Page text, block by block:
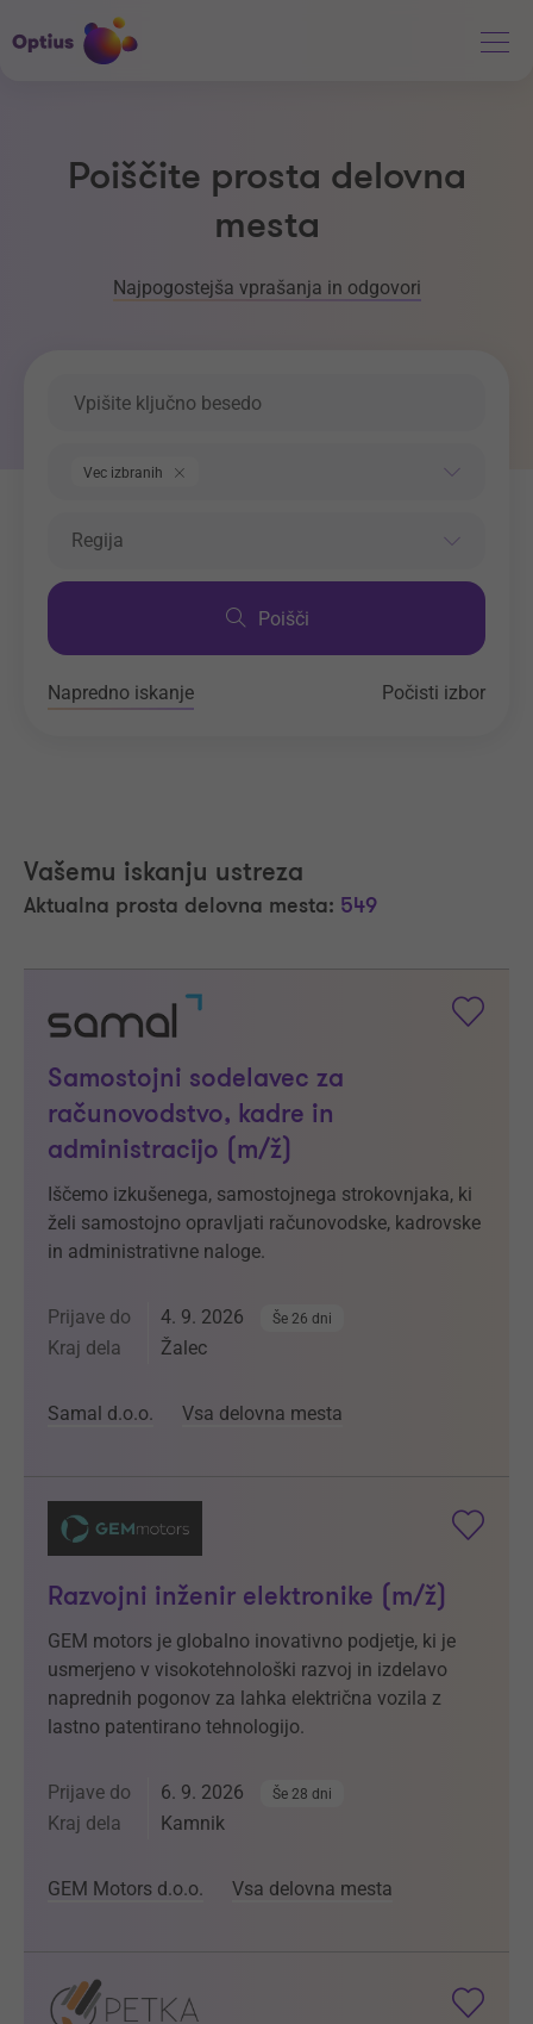
Poiščite prosta delovna
mesta
Najpogostejša vprašanja in odgovori
Vec izbranih
Regija
Poišči
Napredno iskanje Počisti izbor
Vašemu iskanju ustreza
Aktualna prosta delovna mesta: 549
Samostojni sodelavec za
računovodstvo, kadre in
administracijo (m/ž)
Iščemo izkušenega, samostojnega strokovnjaka, ki
želi samostojno opravljati računovodske, kadrovske
in administrativne naloge.
Prijave do 4. 9. 2026 Še 26 dni
Kraj dela Žalec
Samal d.o.o. Vsa delovna mesta
Razvojni inženir elektronike (m/ž)
GEM motors je globalno inovativno podjetje, ki je
usmerjeno v visokotehnološki razvoj in izdelavo
naprednih pogonov za lahka električna vozila z
lastno patentirano tehnologijo.
Prijave do 6. 9. 2026 Še 28 dni
Kraj dela Kamnik
GEM Motors d.o.o. Vsa delovna mesta